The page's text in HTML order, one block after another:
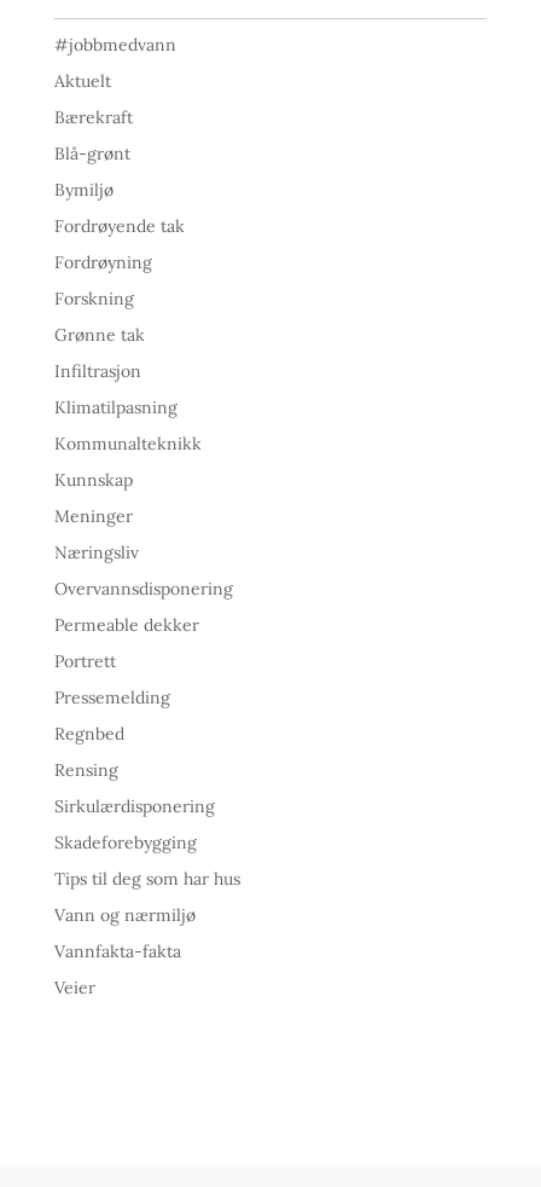
#jobbmedvann
Aktuelt
Bærekraft
Blå-grønt
Bymiljø
Fordrøyende tak
Fordrøyning
Forskning
Grønne tak
Infiltrasjon
Klimatilpasning
Kommunalteknikk
Kunnskap
Meninger
Næringsliv
Overvannsdisponering
Permeable dekker
Portrett
Pressemelding
Regnbed
Rensing
Sirkulærdisponering
Skadeforebygging
Tips til deg som har hus
Vann og nærmiljø
Vannfakta-fakta
Veier